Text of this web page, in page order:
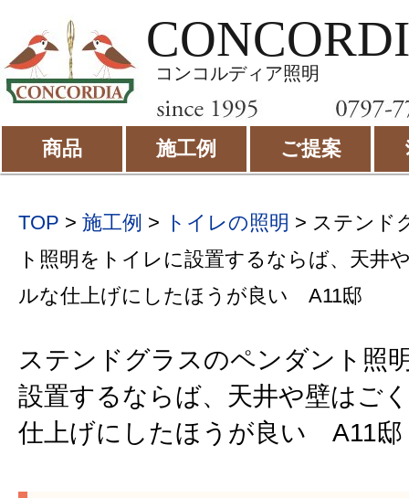
コンコルディア照明
商品 施工例 ご提案
TOP > 施工例 > トイレの照明 > ステンド
ト照明をトイレに設置するならば、天井
ルな仕上げにしたほうが良い A11邸
ステンドグラスのペンダント照
設置するならば、天井や壁はご
仕上げにしたほうが良い A11邸